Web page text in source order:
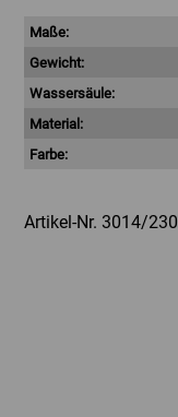
Maße:
Gewicht:
Wassersäule:
Material:
Farbe:
Artikel-Nr. 3014/230